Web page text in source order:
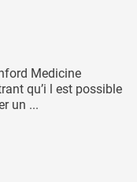
Medicine
qu’i l est possible
un ...